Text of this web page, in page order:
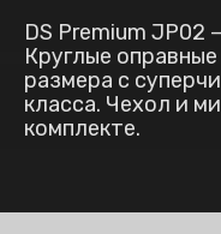
DS Premium JP02
Круглые
размера с
класса. Чехол и
комплекте.